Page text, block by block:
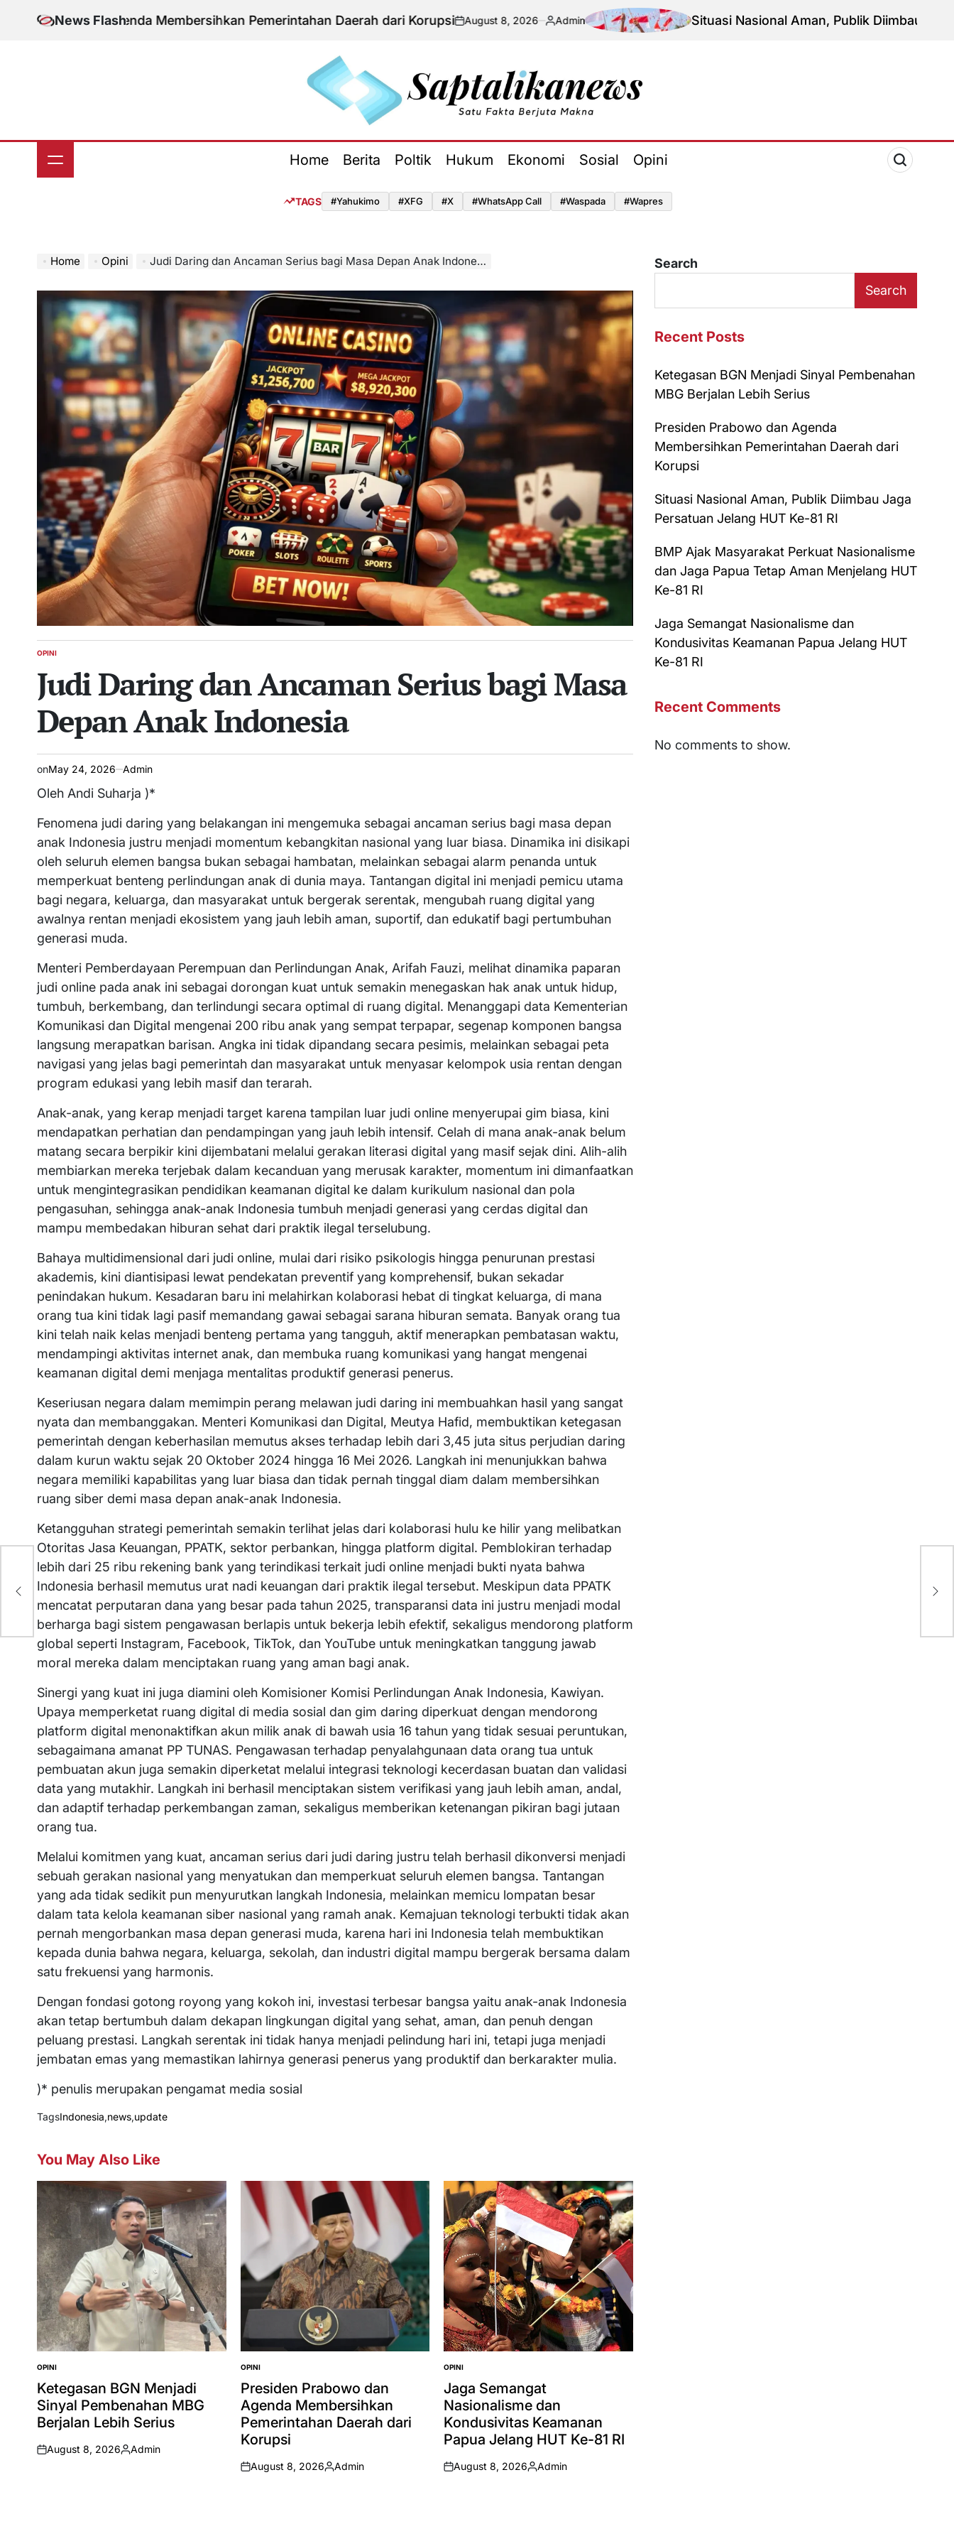
News Flash
Agenda Membersihkan Pemerintahan Daerah dari Korupsion
August 8, 2026
Posted
Admin Situasi Nasional Aman, Publik Diimbau Jaga Persatuan
Saptalikanews.id
Home Berita Poltik Hukum Ekonomi Sosial Opini
TAGS #yahukimo #XFG #x #WhatsApp Call #waspada #Wapres
Home Opini Judi Daring dan Ancaman Serius bagi Masa Depan Anak Indonesia
POSTED
OPINI
Judi Daring dan Ancaman Serius bagi Masa
Depan Anak Indonesia
onMay 24, 2026 Admin
Oleh Andi Suharja )*
Fenomena judi daring yang belakangan ini mengemuka sebagai ancaman serius bagi masa depan
anak Indonesia justru menjadi momentum kebangkitan nasional yang luar biasa. Dinamika ini disikapi
oleh seluruh elemen bangsa bukan sebagai hambatan, melainkan sebagai alarm penanda untuk
memperkuat benteng perlindungan anak di dunia maya. Tantangan digital ini menjadi pemicu utama
bagi negara, keluarga, dan masyarakat untuk bergerak serentak, mengubah ruang digital yang
awalnya rentan menjadi ekosistem yang jauh lebih aman, suportif, dan edukatif bagi pertumbuhan
generasi muda.
Menteri Pemberdayaan Perempuan dan Perlindungan Anak, Arifah Fauzi, melihat dinamika paparan
judi online pada anak ini sebagai dorongan kuat untuk semakin menegaskan hak anak untuk hidup,
tumbuh, berkembang, dan terlindungi secara optimal di ruang digital. Menanggapi data Kementerian
Komunikasi dan Digital mengenai 200 ribu anak yang sempat terpapar, segenap komponen bangsa
langsung merapatkan barisan. Angka ini tidak dipandang secara pesimis, melainkan sebagai peta
navigasi yang jelas bagi pemerintah dan masyarakat untuk menyasar kelompok usia rentan dengan
program edukasi yang lebih masif dan terarah.
Anak-anak, yang kerap menjadi target karena tampilan luar judi online menyerupai gim biasa, kini
mendapatkan perhatian dan pendampingan yang jauh lebih intensif. Celah di mana anak-anak belum
matang secara berpikir kini dijembatani melalui gerakan literasi digital yang masif sejak dini. Alih-alih
membiarkan mereka terjebak dalam kecanduan yang merusak karakter, momentum ini dimanfaatkan
untuk mengintegrasikan pendidikan keamanan digital ke dalam kurikulum nasional dan pola
pengasuhan, sehingga anak-anak Indonesia tumbuh menjadi generasi yang cerdas digital dan
mampu membedakan hiburan sehat dari praktik ilegal terselubung.
Bahaya multidimensional dari judi online, mulai dari risiko psikologis hingga penurunan prestasi
akademis, kini diantisipasi lewat pendekatan preventif yang komprehensif, bukan sekadar
penindakan hukum. Kesadaran baru ini melahirkan kolaborasi hebat di tingkat keluarga, di mana
orang tua kini tidak lagi pasif memandang gawai sebagai sarana hiburan semata. Banyak orang tua
kini telah naik kelas menjadi benteng pertama yang tangguh, aktif menerapkan pembatasan waktu,
mendampingi aktivitas internet anak, dan membuka ruang komunikasi yang hangat mengenai
keamanan digital demi menjaga mentalitas produktif generasi penerus.
Keseriusan negara dalam memimpin perang melawan judi daring ini membuahkan hasil yang sangat
nyata dan membanggakan. Menteri Komunikasi dan Digital, Meutya Hafid, membuktikan ketegasan
pemerintah dengan keberhasilan memutus akses terhadap lebih dari 3,45 juta situs perjudian daring
dalam kurun waktu sejak 20 Oktober 2024 hingga 16 Mei 2026. Langkah ini menunjukkan bahwa
negara memiliki kapabilitas yang luar biasa dan tidak pernah tinggal diam dalam membersihkan
ruang siber demi masa depan anak-anak Indonesia.
Ketangguhan strategi pemerintah semakin terlihat jelas dari kolaborasi hulu ke hilir yang melibatkan
Otoritas Jasa Keuangan, PPATK, sektor perbankan, hingga platform digital. Pemblokiran terhadap
lebih dari 25 ribu rekening bank yang terindikasi terkait judi online menjadi bukti nyata bahwa
Indonesia berhasil memutus urat nadi keuangan dari praktik ilegal tersebut. Meskipun data PPATK
mencatat perputaran dana yang besar pada tahun 2025, transparansi data ini justru menjadi modal
berharga bagi sistem pengawasan berlapis untuk bekerja lebih efektif, sekaligus mendorong platform
global seperti Instagram, Facebook, TikTok, dan YouTube untuk meningkatkan tanggung jawab
moral mereka dalam menciptakan ruang yang aman bagi anak.
Sinergi yang kuat ini juga diamini oleh Komisioner Komisi Perlindungan Anak Indonesia, Kawiyan.
Upaya memperketat ruang digital di media sosial dan gim daring diperkuat dengan mendorong
platform digital menonaktifkan akun milik anak di bawah usia 16 tahun yang tidak sesuai peruntukan,
sebagaimana amanat PP TUNAS. Pengawasan terhadap penyalahgunaan data orang tua untuk
pembuatan akun juga semakin diperketat melalui integrasi teknologi kecerdasan buatan dan validasi
data yang mutakhir. Langkah ini berhasil menciptakan sistem verifikasi yang jauh lebih aman, andal,
dan adaptif terhadap perkembangan zaman, sekaligus memberikan ketenangan pikiran bagi jutaan
orang tua.
Melalui komitmen yang kuat, ancaman serius dari judi daring justru telah berhasil dikonversi menjadi
sebuah gerakan nasional yang menyatukan dan memperkuat seluruh elemen bangsa. Tantangan
yang ada tidak sedikit pun menyurutkan langkah Indonesia, melainkan memicu lompatan besar
dalam tata kelola keamanan siber nasional yang ramah anak. Kemajuan teknologi terbukti tidak akan
pernah mengorbankan masa depan generasi muda, karena hari ini Indonesia telah membuktikan
kepada dunia bahwa negara, keluarga, sekolah, dan industri digital mampu bergerak bersama dalam
satu frekuensi yang harmonis.
Dengan fondasi gotong royong yang kokoh ini, investasi terbesar bangsa yaitu anak-anak Indonesia
akan tetap bertumbuh dalam dekapan lingkungan digital yang sehat, aman, dan penuh dengan
peluang prestasi. Langkah serentak ini tidak hanya menjadi pelindung hari ini, tetapi juga menjadi
jembatan emas yang memastikan lahirnya generasi penerus yang produktif dan berkarakter mulia.
)* penulis merupakan pengamat media sosial
TagsIndonesia,news,update
You May Also Like
POSTED
IN
OPINI
Ketegasan BGN Menjadi
Sinyal Pembenahan MBG
Berjalan Lebih Serius
on
August 8, 2026
Posted
Admin
POSTED
IN
OPINI
Presiden Prabowo dan
Agenda Membersihkan
Pemerintahan Daerah dari
Korupsi
on
August 8, 2026
Posted
Admin
POSTED
IN
OPINI
Jaga Semangat
Nasionalisme dan
Kondusivitas Keamanan
Papua Jelang HUT Ke-81 RI
on
August 8, 2026
Posted
Admin
Search
Search
Recent Posts
Ketegasan BGN Menjadi Sinyal Pembenahan
MBG Berjalan Lebih Serius
Presiden Prabowo dan Agenda
Membersihkan Pemerintahan Daerah dari
Korupsi
Situasi Nasional Aman, Publik Diimbau Jaga
Persatuan Jelang HUT Ke-81 RI
BMP Ajak Masyarakat Perkuat Nasionalisme
dan Jaga Papua Tetap Aman Menjelang HUT
Ke-81 RI
Jaga Semangat Nasionalisme dan
Kondusivitas Keamanan Papua Jelang HUT
Ke-81 RI
Recent Comments
No comments to show.